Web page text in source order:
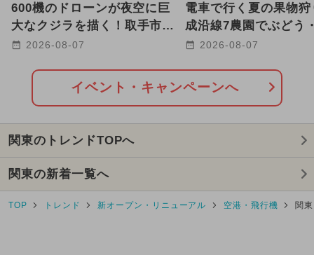
果物狩り スキー場 スケート
600機のドローンが夜空に巨
大なクジラを描く！取手市の
花火大会で光のアニメーショ
2026-08-07
電車で行く夏の果物狩
成沿線7農園でぶどう
狩り体験 アンケート
2026-08-07
イベント・キャンペーンへ
関東のトレンドTOPへ
関東の新着一覧へ
TOP トレンド 新オープン・リニューアル 空港・飛行機 関東